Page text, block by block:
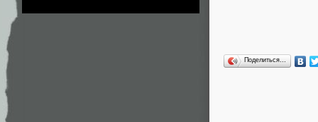
Поделиться…